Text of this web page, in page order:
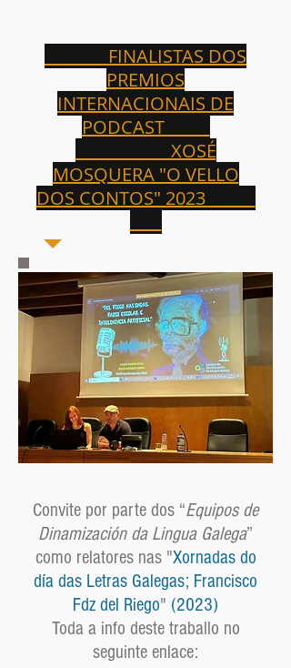
FINALISTAS DOS
PREMIOS
INTERNACIONAIS DE
PODCAST
XOSÉ
MOSQUERA "O VELLO
DOS CONTOS" 2023
Convite por parte dos “Equipos de
Dinamización da Lingua Galega”
como relatores nas "Xornadas do
día das Letras Galegas; Francisco
Fdz del Riego" (2023)
Toda a info deste traballo no
seguinte enlace: